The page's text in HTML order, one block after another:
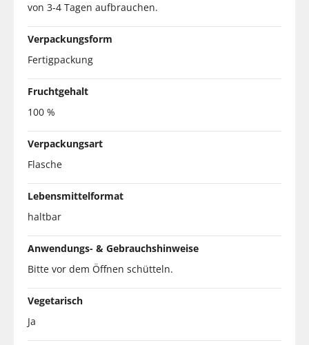
von 3-4 Tagen aufbrauchen.
Verpackungsform
Fertigpackung
Fruchtgehalt
100 %
Verpackungsart
Flasche
Lebensmittelformat
haltbar
Anwendungs- & Gebrauchshinweise
Bitte vor dem Öffnen schütteln.
Vegetarisch
Ja